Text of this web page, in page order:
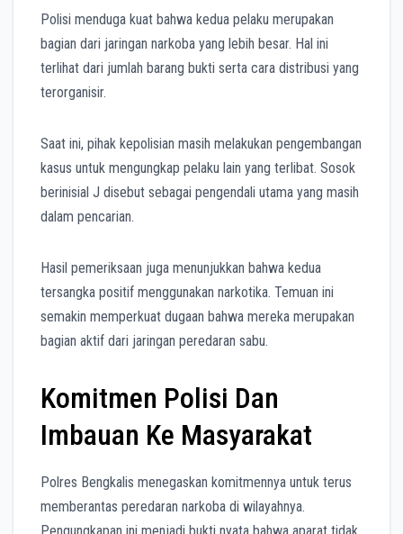
Polisi menduga kuat bahwa kedua pelaku merupakan
bagian dari jaringan narkoba yang lebih besar. Hal ini
terlihat dari jumlah barang bukti serta cara distribusi yang
terorganisir.
Saat ini, pihak kepolisian masih melakukan pengembangan
kasus untuk mengungkap pelaku lain yang terlibat. Sosok
berinisial J disebut sebagai pengendali utama yang masih
dalam pencarian.
Hasil pemeriksaan juga menunjukkan bahwa kedua
tersangka positif menggunakan narkotika. Temuan ini
semakin memperkuat dugaan bahwa mereka merupakan
bagian aktif dari jaringan peredaran sabu.
Komitmen Polisi Dan
Imbauan Ke Masyarakat
Polres Bengkalis menegaskan komitmennya untuk terus
memberantas peredaran narkoba di wilayahnya.